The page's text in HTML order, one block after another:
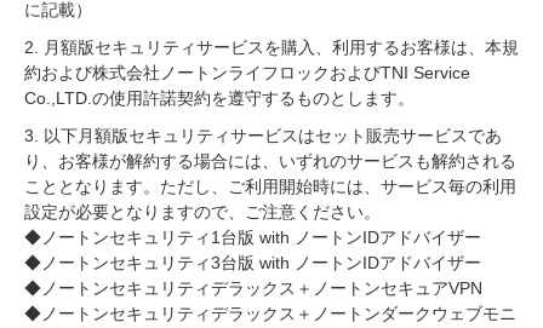
に記載）
2. 月額版セキュリティサービスを購入、利用するお客様は、本規
約および株式会社ノートンライフロックおよびTNI Service
Co.,LTD.の使用許諾契約を遵守するものとします。
3. 以下月額版セキュリティサービスはセット販売サービスであ
り、お客様が解約する場合には、いずれのサービスも解約される
こととなります。ただし、ご利用開始時には、サービス毎の利用
設定が必要となりますので、ご注意ください。
◆ノートンセキュリティ1台版 with ノートンIDアドバイザー
◆ノートンセキュリティ3台版 with ノートンIDアドバイザー
◆ノートンセキュリティデラックス＋ノートンセキュアVPN
◆ノートンセキュリティデラックス＋ノートンダークウェブモニ